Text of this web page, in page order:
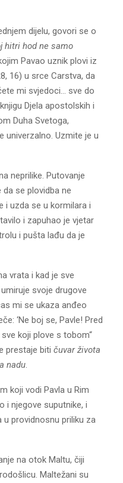
dijelu, govori se o
hitri hod ne samo
Pavao uznik plovi iz
16) u srce Carstva, da
mi svjedoci… sve do
Djela apostolskih i
Duha Svetoga,
univerzalno. Uzmite je u
neprilike. Putovanje
se plovidba ne
i uzda se u kormilara i
i zapuhao je vjetar
i pušta lađu da je
vrata i kad je sve
svoje drugove
mi se ukaza anđeo
‘Ne boj se, Pavle! Pred
koji plove s tobom“
prestaje biti čuvar života
nadu
koji vodi Pavla u Rim
i njegove suputnike, i
providnosnu priliku za
na otok Maltu, čiji
Maltežani su